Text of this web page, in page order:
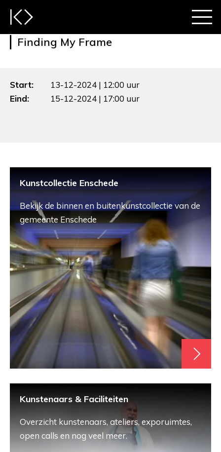
Finding My Frame
Start:
13-12-2024 | 12:00 uur
Eind:
15-12-2024 | 17:00 uur
Kunstcollectie Enschede
Bekijk de binnen en buitenkunstcollectie van de
gemeente Enschede
Kunstenaars & Faciliteiten
Overzicht kunstenaars, ateliers, exporuimtes,
open calls en nog veel meer.